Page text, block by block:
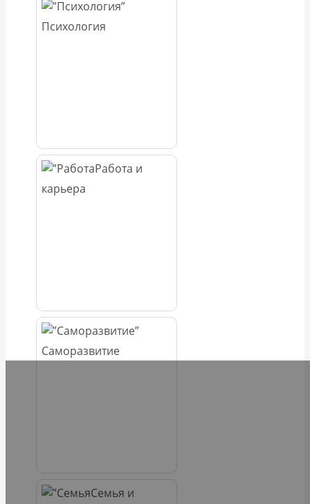
Психология
Работа и
карьера
Саморазвитие
Семья и